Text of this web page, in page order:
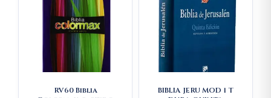
RV60 Biblia
BIBLIA JERU MOD 1 T